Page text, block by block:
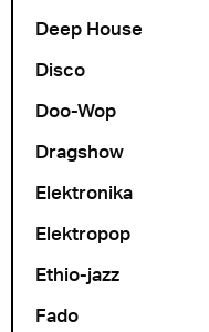
Deep House
Disco
Doo-Wop
Dragshow
Elektronika
Elektropop
Ethio-jazz
Fado